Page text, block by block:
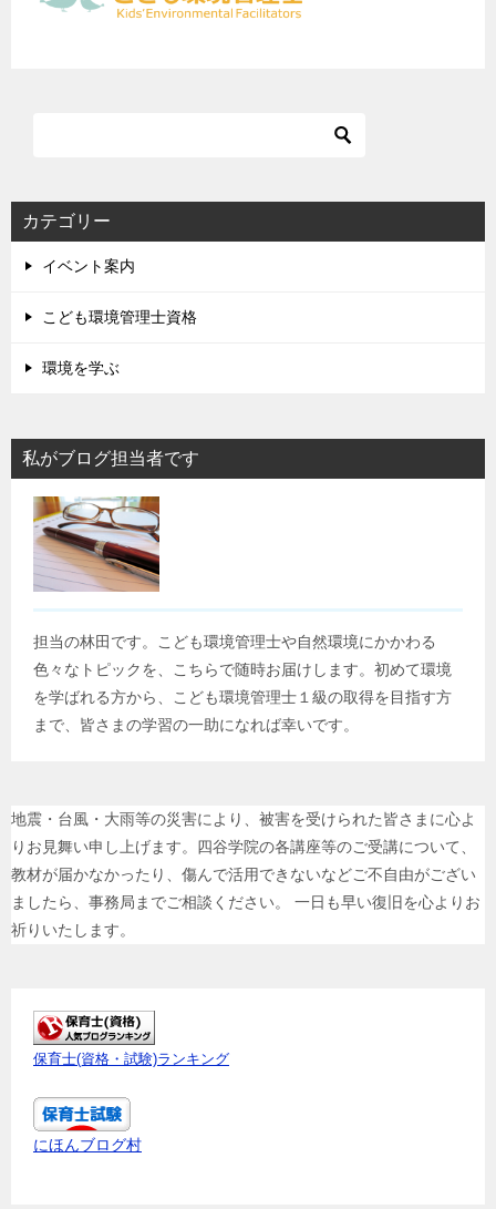
カテゴリー
イベント案内
こども環境管理士資格
環境を学ぶ
私がブログ担当者です
担当の林田です。こども環境管理士や自然環境にかかわる
色々なトピックを、こちらで随時お届けします。初めて環境
を学ばれる方から、こども環境管理士１級の取得を目指す方
まで、皆さまの学習の一助になれば幸いです。
地震・台風・大雨等の災害により、被害を受けられた皆さまに心よ
りお見舞い申し上げます。四谷学院の各講座等のご受講について、
教材が届かなかったり、傷んで活用できないなどご不自由がござい
ましたら、事務局までご相談ください。 一日も早い復旧を心よりお
祈りいたします。
保育士(資格・試験)ランキング
にほんブログ村